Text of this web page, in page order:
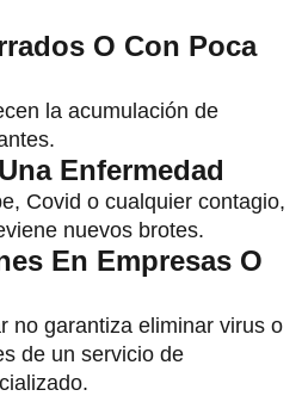
O Con Poca
la acumulación de
Enfermedad
Covid o cualquier contagio,
nuevos brotes.
En Empresas O
no garantiza eliminar virus o
de un servicio de